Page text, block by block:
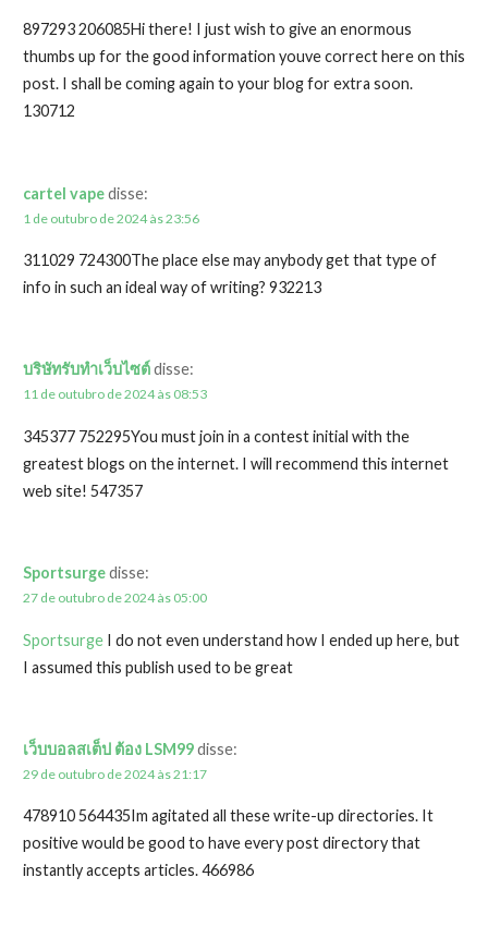
897293 206085Hi there! I just wish to give an enormous
thumbs up for the good information youve correct here on this
post. I shall be coming again to your blog for extra soon.
130712
cartel vapedisse:
1 de outubro de 2024 às 23:56
311029 724300The place else may anybody get that type of
info in such an ideal way of writing? 932213
บริษัทรับทำเว็บไซต์disse:
11 de outubro de 2024 às 08:53
345377 752295You must join in a contest initial with the
greatest blogs on the internet. I will recommend this internet
web site! 547357
Sportsurgedisse:
27 de outubro de 2024 às 05:00
SportsurgeI do not even understand how I ended up here, but
I assumed this publish used to be great
เว็บบอลสเต็ป ต้อง LSM99disse:
29 de outubro de 2024 às 21:17
478910 564435Im agitated all these write-up directories. It
positive would be good to have every post directory that
instantly accepts articles. 466986